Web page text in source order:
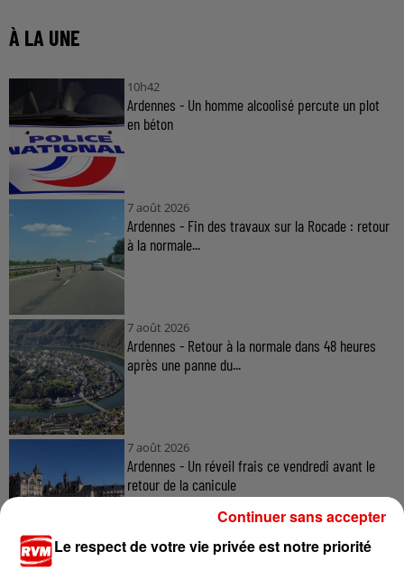
À LA UNE
10h42
Ardennes - Un homme alcoolisé percute un plot
en béton
7 août 2026
Ardennes - Fin des travaux sur la Rocade : retour
à la normale...
7 août 2026
Ardennes - Retour à la normale dans 48 heures
après une panne du...
7 août 2026
Ardennes - Un réveil frais ce vendredi avant le
retour de la canicule
Le respect de votre vie privée est notre priorité
Continuer sans accepter